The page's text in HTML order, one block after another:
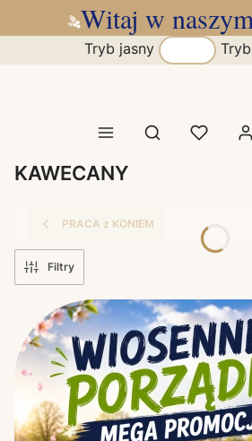
Witaj w
Tryb jasny
Otwórz
KAWECANY
PRACA z KONIEM
Filtry